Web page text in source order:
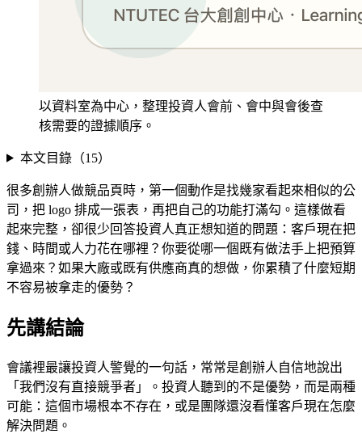
以資料室為中心，整理投資人會前、會中與會後查
核需要的證據順序。
本文目錄（15）
很多創辦人做競品頁時，第一個動作是找幾家看起來相似的公
司，把 logo 排成一張表，再把自己的功能打滿勾。這樣做看
起來完整，卻很少回答投資人真正想知道的問題：客戶現在把
錢、時間或人力花在哪裡？你要從哪一個既有做法手上把預算
拿過來？如果大廠或既有供應商真的想做，你累積了什麼短期
不容易被拿走的優勢？
先講結論
會議裡最讓投資人警覺的一句話，常常是創辦人自信地說出
「我們沒有直接競爭者」。投資人聽到的不是優勢，而是兩種
可能：這個市場根本不存在，或是團隊還沒看懂客戶現在怎麼
解決問題。